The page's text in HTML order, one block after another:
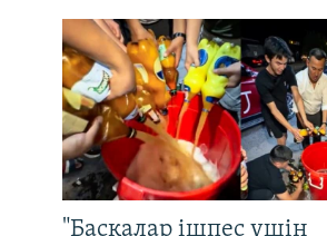
"Басқалар ішпес үшін